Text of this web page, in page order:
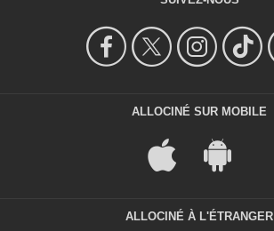
ALLOCINÉ SUR MOBILE
ALLOCINÉ À L'ÉTRANGER